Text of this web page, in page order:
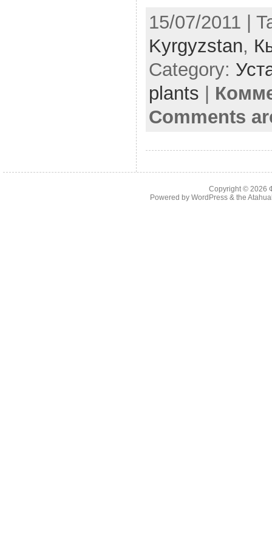
15/07/2011 |
Kyrgyzstan,
Category:
plants
Comments
Copyright © 2026
Powered by WordPress& the